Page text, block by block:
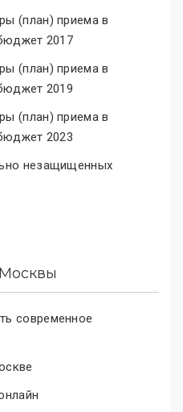
(план) приема в
2017
(план) приема в
2019
(план) приема в
2023
незащищенных
современное